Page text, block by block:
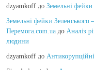
dzyamkoff доЗемельні фейки
Земельні фейки Зеленського
Перемога.com.ua доАналіз
людини
dzyamkoff до